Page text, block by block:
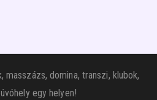
masszázs, domina, transzi, klubok,
egy helyen!